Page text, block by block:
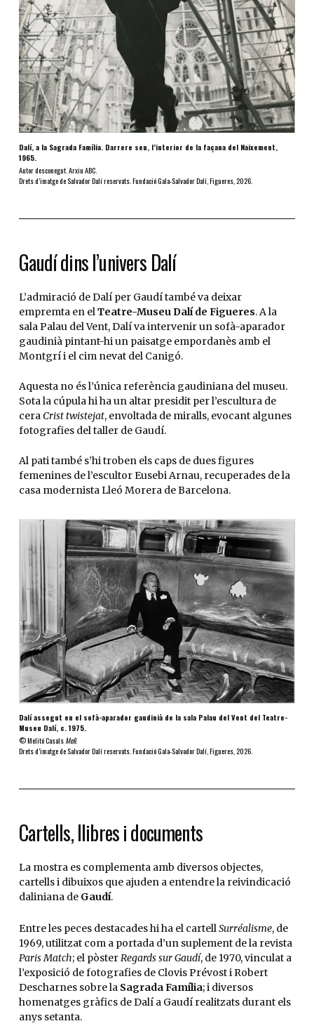
Dalí, a la Sagrada Família. Darrere seu, l’interior de la façana del Naixement,
1965.
Autor desconegut. Arxiu ABC.
Drets d’imatge de Salvador Dalí reservats. Fundació Gala-Salvador Dalí, Figueres, 2026.
Gaudí dins l’univers Dalí
L’admiració de Dalí per Gaudí també va deixar
empremta en elTeatre-Museu Dalí de Figueres. A la
sala Palau del Vent, Dalí va intervenir un sofà-aparador
gaudinià pintant-hi un paisatge empordanès amb el
Montgrí i el cim nevat del Canigó.
Aquesta no és l’única referència gaudiniana del museu.
Sota la cúpula hi ha un altar presidit per l’escultura de
ceraCrist twistejat, envoltada de miralls, evocant algunes
fotografies del taller de Gaudí.
Al pati també s’hi troben els caps de dues figures
femenines de l’escultor Eusebi Arnau, recuperades de la
casa modernista Lleó Morera de Barcelona.
Dalí assegut en el sofà-aparador gaudinià de la sala Palau del Vent del Teatre-
Museu Dalí, c. 1975.
© Melitó CasalsMeli.
Drets d’imatge de Salvador Dalí reservats. Fundació Gala-Salvador Dalí, Figueres, 2026.
Cartells, llibres i documents
La mostra es complementa amb diversos objectes,
cartells i dibuixos que ajuden a entendre la reivindicació
daliniana de Gaudí.
Entre les peces destacades hi ha el cartellSurréalisme, de
1969, utilitzat com a portada d’un suplement de la revista
Paris Match; el pòsterRegards sur Gaudí, de 1970, vinculat a
l’exposició de fotografies de Clovis Prévost i Robert
Descharnes sobre la Sagrada Família; i diversos
homenatges gràfics de Dalí a Gaudí realitzats durant els
anys setanta.